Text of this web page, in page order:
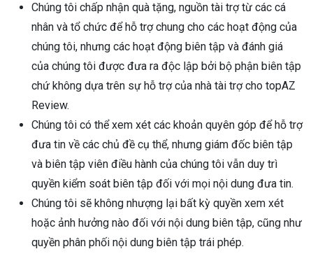
Chúng tôi chấp nhận quà tặng, nguồn tài trợ từ các cá
nhân và tổ chức để hỗ trợ chung cho các hoạt động của
chúng tôi, nhưng các hoạt động biên tập và đánh giá
của chúng tôi được đưa ra độc lập bởi bộ phận biên tập
chứ không dựa trên sự hỗ trợ của nhà tài trợ cho topAZ
Review.
Chúng tôi có thể xem xét các khoản quyên góp để hỗ trợ
đưa tin về các chủ đề cụ thể, nhưng giám đốc biên tập
và biên tập viên điều hành của chúng tôi vẫn duy trì
quyền kiểm soát biên tập đối với mọi nội dung đưa tin.
Chúng tôi sẽ không nhượng lại bất kỳ quyền xem xét
hoặc ảnh hưởng nào đối với nội dung biên tập, cũng như
quyền phân phối nội dung biên tập trái phép.